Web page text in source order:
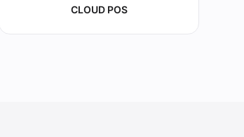
CLOUD POS